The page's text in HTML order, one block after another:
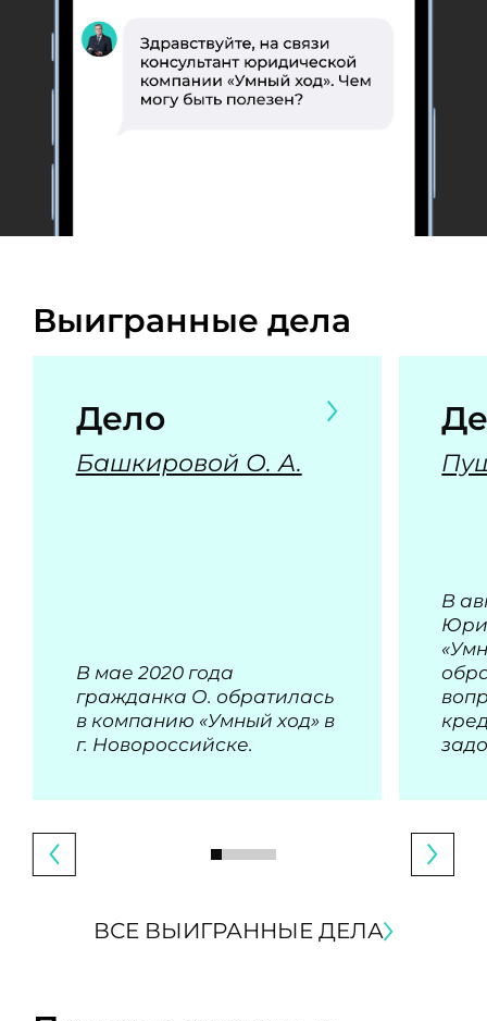
Выигранные дела
Дело
Башкировой О. А.
В мае 2020 года
гражданка О. обратилась
в компанию «Умный ход» в
г. Новороссийске.
В
ВСЕ ВЫИГРАННЫЕ ДЕЛА